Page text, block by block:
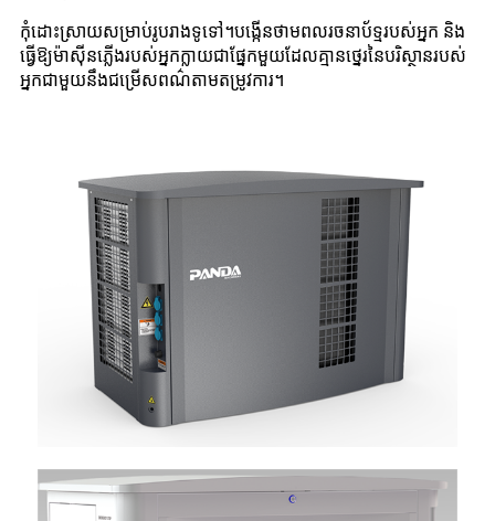
កុំដោះស្រាយសម្រាប់រូបរាងទូទៅ។បង្កើនថាមពលរចនាប័ទ្មរបស់អ្នក និង
ធ្វើឱ្យម៉ាស៊ីនភ្លើងរបស់អ្នកក្លាយជាផ្នែកមួយដែលគ្មានថ្នេរនៃបរិស្ថានរបស់
អ្នកជាមួយនឹងជម្រើសពណ៌តាមតម្រូវការ។